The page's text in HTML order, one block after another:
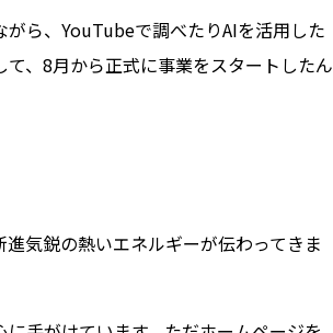
ら、YouTubeで調べたりAIを活用した
、8月から正式に事業をスタートしたん
気鋭の熱いエネルギーが伝わってきま